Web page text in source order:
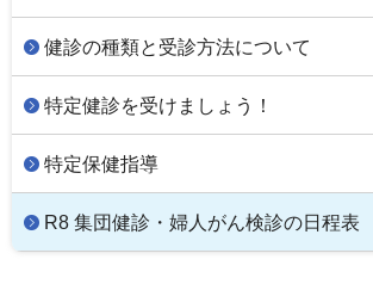
健診の種類と受診方法について
特定健診を受けましょう！
特定保健指導
R8 集団健診・婦人がん検診の日程表